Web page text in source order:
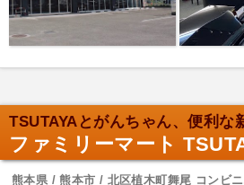
TSUTAYAとがんちゃん、便利な
ファミリーマート
熊本県 / 熊本市 / 北区植木町舞尾 コンビ